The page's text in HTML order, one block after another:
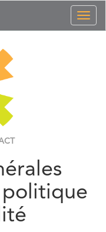
politique